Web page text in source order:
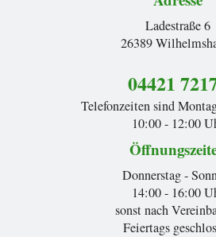
Ladestraße 6
26389
04421
Telefonzeiten sind
10:00 - 12:00
Donnerstag -
14:00 - 16:00
sonst nach
Feiertags